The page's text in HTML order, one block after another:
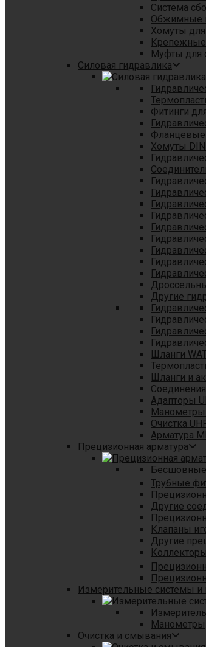
Система
Обжимные
Хомуты
Крепежные
Муфты для
Силовая гидравлика
Фитинги
Фланцевые
Хомуты
Другие
Шланги
Шланги и
Адапторы
Манометры
Очистка
Арматура
Прецизионная арматура
Бесшовные
Трубные
Другие
Клапаны
Другие
Измерительные системы
Манометры
Очистка и смывания